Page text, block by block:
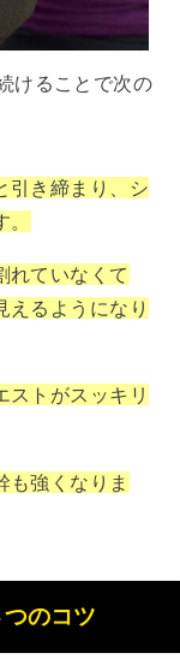
けることで次の
引き締まり、シ
れていなくて
えるようになり
ストがスッキリ
も強くなりま
のコツ